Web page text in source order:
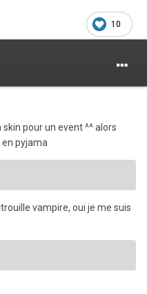
10
pour un event ^^ alors
en pyjama
vampire, oui je me suis